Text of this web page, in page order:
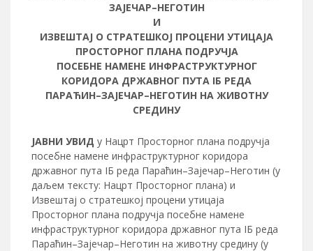
ЗАЈЕЧАР–НЕГОТИН
И
ИЗВЕШТАЈ О СТРАТЕШКОЈ ПРОЦЕНИ УТИЦАЈА
ПРОСТОРНОГ ПЛАНА ПОДРУЧЈА
ПОСЕБНЕ НАМЕНЕ ИНФРАСТРУКТУРНОГ
КОРИДОРА ДРЖАВНОГ ПУТА IБ РЕДА
ПАРАЋИН–ЗАЈЕЧАР–НЕГОТИН НА ЖИВОТНУ
СРЕДИНУ
ЈАВНИ УВИД у Нацрт Просторног плана подручја
посебне намене инфраструктурног коридора
државног пута IБ реда Параћин–Зајечар–Неготин (у
даљем тексту: Нацрт Просторног плана) и
Извештај о стрaтешкој процени утицаја
Просторног плана подручја посебне намене
инфраструктурног коридора државног пута IБ реда
Параћин–Зајечар–Неготин на животну средину (у